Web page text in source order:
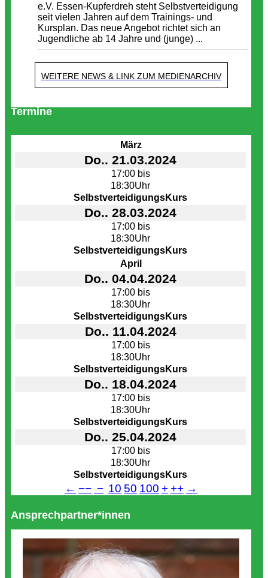
e.V. Essen-Kupferdreh steht Selbstverteidigung
seit vielen Jahren auf dem Trainings- und
Kursplan. Das neue Angebot richtet sich an
Jugendliche ab 14 Jahre und (junge) ...
WEITERE NEWS & LINK ZUM MEDIENARCHIV
Termine
März
Do.. 21.03.2024
17:00 bis
18:30Uhr
SelbstverteidigungsKurs
Do.. 28.03.2024
17:00 bis
18:30Uhr
SelbstverteidigungsKurs
April
Do.. 04.04.2024
17:00 bis
18:30Uhr
SelbstverteidigungsKurs
Do.. 11.04.2024
17:00 bis
18:30Uhr
SelbstverteidigungsKurs
Do.. 18.04.2024
17:00 bis
18:30Uhr
SelbstverteidigungsKurs
Do.. 25.04.2024
17:00 bis
18:30Uhr
SelbstverteidigungsKurs
← −− − 10 50 100 + ++ →
Ansprechpartner*innen